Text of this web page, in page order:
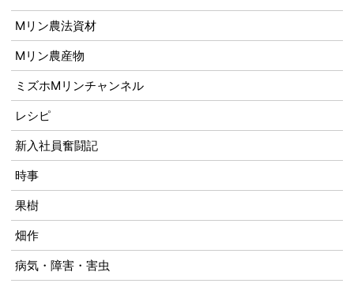
Mリン農法資材
Mリン農産物
ミズホMリンチャンネル
レシピ
新入社員奮闘記
時事
果樹
畑作
病気・障害・害虫